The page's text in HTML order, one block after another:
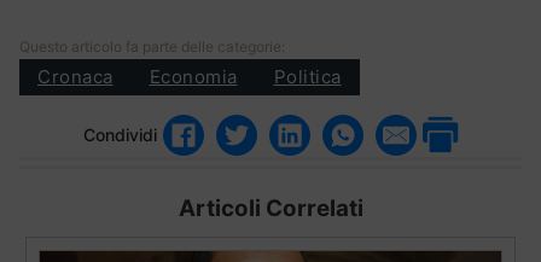
Questo articolo fa parte delle categorie:
Cronaca Economia Politica
Condividi
Articoli Correlati